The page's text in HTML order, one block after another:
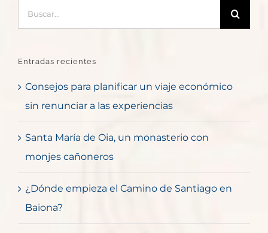
Entradas recientes
Consejos para planificar un viaje económico
sin renunciar a las experiencias
Santa María de Oia, un monasterio con
monjes cañoneros
¿Dónde empieza el Camino de Santiago en
Baiona?